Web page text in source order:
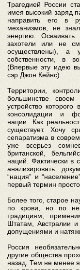
Трагедией России
имея высокий заряд
направить его в
механизмов, не
энергию.
захотели или не
осуществлены), а
собственности, в
(Впервые эту идею
сэр Джон Кейнс).
Территории,
большинстве
устройство
консолидации и
нации. Как
существует. Хочу
сепаратизма в
уже всерьез
британской,
наций. Фактически в
анализировать
“нация” и
первый термин
Более того, старое
по крови, но по
традициям,
Штатам, Австралии
допущениями и
Россия
другие общества
назад. Тем не менее